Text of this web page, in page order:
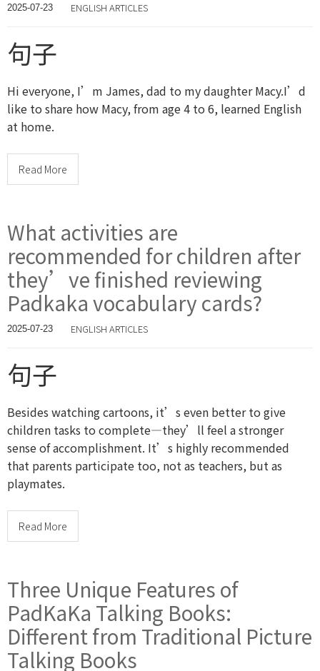
2025-07-23 ENGLISH ARTICLES
句子
Hi everyone, I’m James, dad to my daughter Macy.I’d
like to share how Macy, from age 4 to 6, learned English
at home.
Read More
What activities are
recommended for children after
they’ve finished reviewing
Padkaka vocabulary cards?
2025-07-23 ENGLISH ARTICLES
句子
Besides watching cartoons, it’s even better to give
children tasks to complete—they’ll feel a stronger
sense of accomplishment. It’s highly recommended
that parents participate too, not as teachers, but as
playmates.
Read More
Three Unique Features of
PadKaKa Talking Books:
Different from Traditional Picture
Talking Books